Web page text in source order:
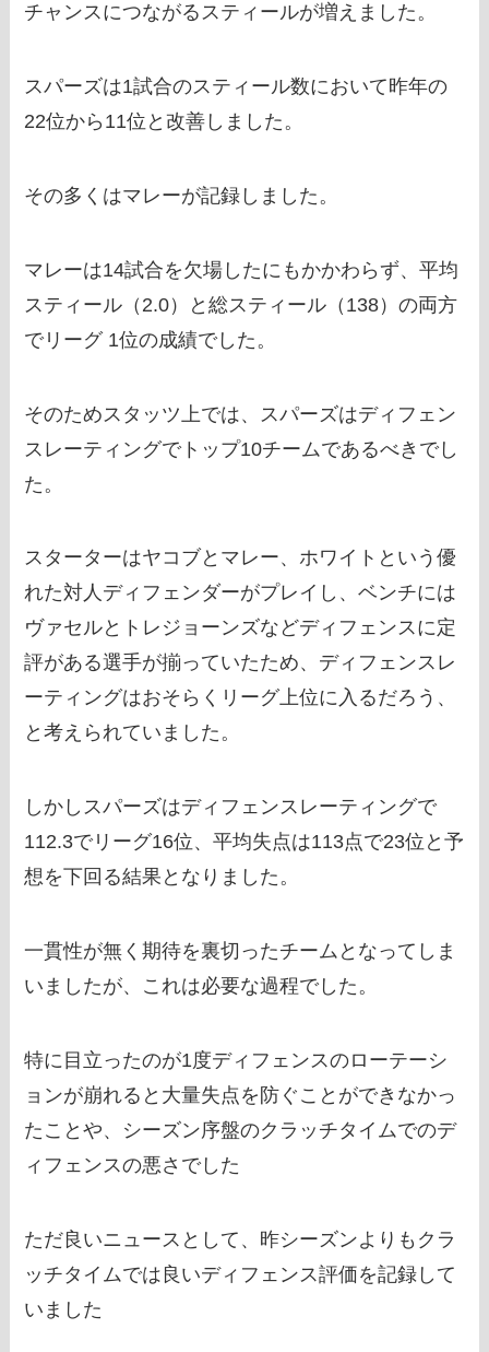
チャンスにつながるスティールが増えました。
スパーズは1試合のスティール数において昨年の
22位から11位と改善しました。
その多くはマレーが記録しました。
マレーは14試合を欠場したにもかかわらず、平均
スティール（2.0）と総スティール（138）の両方
でリーグ 1位の成績でした。
そのためスタッツ上では、スパーズはディフェン
スレーティングでトップ10チームであるべきでし
た。
スターターはヤコブとマレー、ホワイトという優
れた対人ディフェンダーがプレイし、ベンチには
ヴァセルとトレジョーンズなどディフェンスに定
評がある選手が揃っていたため、ディフェンスレ
ーティングはおそらくリーグ上位に入るだろう、
と考えられていました。
しかしスパーズはディフェンスレーティングで
112.3でリーグ16位、平均失点は113点で23位と予
想を下回る結果となりました。
一貫性が無く期待を裏切ったチームとなってしま
いましたが、これは必要な過程でした。
特に目立ったのが1度ディフェンスのローテーシ
ョンが崩れると大量失点を防ぐことができなかっ
たことや、シーズン序盤のクラッチタイムでのデ
ィフェンスの悪さでした
ただ良いニュースとして、昨シーズンよりもクラ
ッチタイムでは良いディフェンス評価を記録して
いました